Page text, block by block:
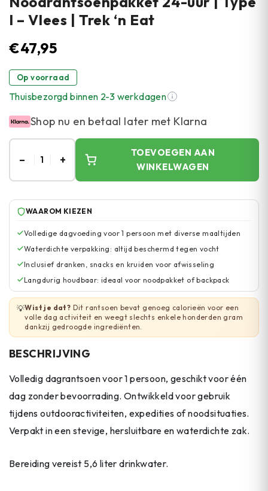
I – Vlees | Trek ‘n Eat
€47,95
Op voorraad
Thuisbezorgd binnen 2-3 werkdagen
Shop nu en betaal later met Klarna
– 1 +
TOEVOEGEN AAN
WINKELWAGEN
WAAROM KIEZEN
Volledige dagvoeding voor 1 persoon met diverse maaltijden
Waterdichte verpakking: altijd beschermd tegen vocht
Inclusief dranken, snacks en kruiden voor afwisseling
Langdurig houdbaar: ideaal voor noodpakket of backpack
💡Wist je dat? Dit rantsoen bevat genoeg calorieën voor een
volle dag activiteit en weegt slechts enkele honderden gram
dankzij gedroogde ingrediënten.
BESCHRIJVING
Volledig dagrantsoen voor 1 persoon, geschikt voor één
dag zonder bevoorrading. Ontwikkeld voor gebruik
tijdens outdooractiviteiten, expedities of noodsituaties.
Verpakt in een stevige, hersluitbare en waterdichte zak.
Bereiding vereist 5,6 liter drinkwater.